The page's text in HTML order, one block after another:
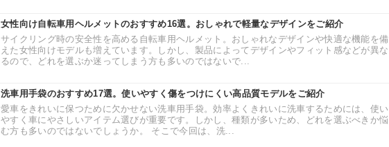
女性向け自転車用ヘルメットのおすすめ16選。おしゃれで軽量なデザインをご紹介
サイクリング時の安全性を高める自転車用ヘルメット。おしゃれなデザインや快適な機能を備
えた女性向けモデルも増えています。しかし、製品によってデザインやフィット感などが異な
るので、どれを選ぶか迷ってしまう方も多いのではないで...
洗車用手袋のおすすめ17選。使いやすく傷をつけにくい高品質モデルをご紹介
愛車をきれいに保つために欠かせない洗車用手袋。効率よくきれいに洗車するためには、使い
やすく車にやさしいアイテム選びが重要です。しかし、種類が多いため、どれを選ぶべきか悩
む方も多いのではないでしょうか。 そこで今回は、洗...